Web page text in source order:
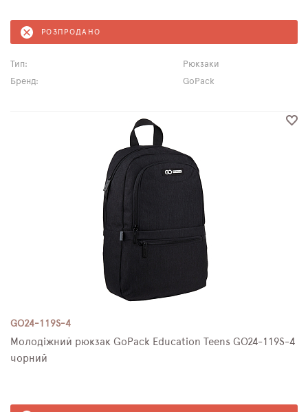
РОЗПРОДАНО
Тип:
Рюкзаки
Бренд:
GoPack
GO24-119S-4
Молодіжний рюкзак GoPack Education Teens GO24-119S-4
чорний